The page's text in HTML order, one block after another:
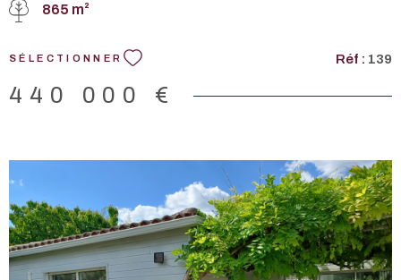
bien. Le tout édifié sur un terrain de 895m2. DONT honoraires
risques auxquels ce bien est exposé sont disponibles sur le
site Géorisques : www.georisques.gouv.fr.
865 m²
SÉLECTIONNER Réf : 139
440 000 €